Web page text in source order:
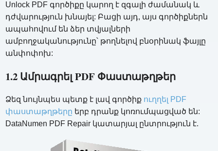
Unlock PDF գործիքը կարող է զգալի ժամանակ և
դժվարություն խնայել: Բացի այդ, այս գործիքներն
ապահովում են ձեր տվյալների
ամբողջականությունը՝ թողնելով բնօրինակ ֆայլը
անփոփոխ:
1.2 Ամրագրել PDF Փաստաթղթեր
Ձեզ նույնպես պետք է լավ գործիք ուղղել PDF
փաստաթղթերը երբ դրանք կոռումպացված են:
DataNumen PDF Repair կատարյալ ընտրություն է.